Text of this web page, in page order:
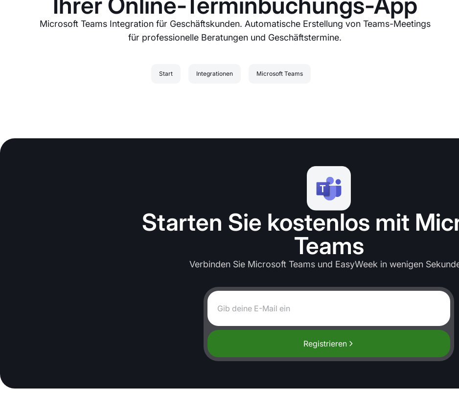
Microsoft Teams Integration für Geschäftskunden. Automatische Erstellung von Teams-Meetings
für professionelle Beratungen und Geschäftstermine.
Start Integrationen Microsoft Teams
Starten Sie kostenlos mit
Teams
Verbinden Sie Microsoft Teams und EasyWeek in wenigen
Registrieren